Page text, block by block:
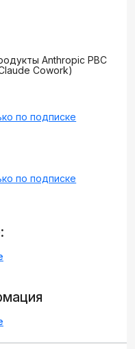
Anthropic PBC
Cowork)
по подписке
по подписке